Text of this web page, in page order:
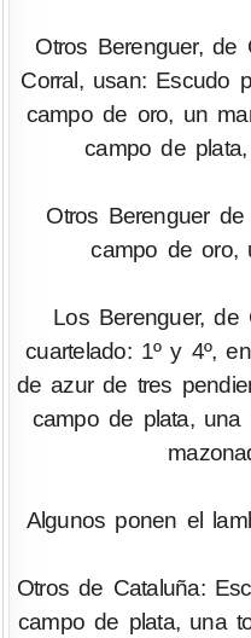
Otros Berenguer, de
Corral, usan: Escudo
campo de oro, un
campo de
Otros Berenguer
campo de oro,
Los Berenguer, de
cuartelado: 1º y 4º,
de azur de tres
campo de plata, una
Algunos ponen el
Otros de Cataluña:
campo de plata, una